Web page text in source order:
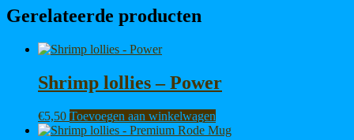
Gerelateerde producten
Shrimp lollies – Power
€5,50 Toevoegen aan winkelwagen